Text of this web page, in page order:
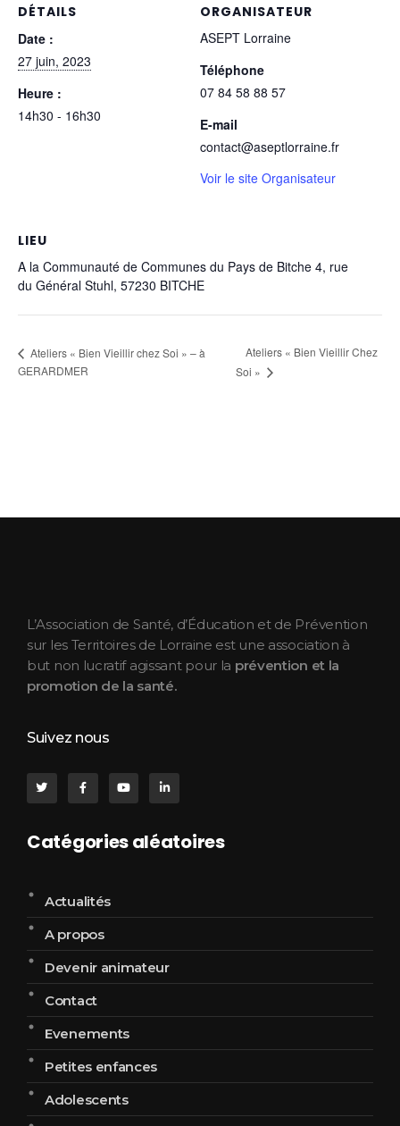
DÉTAILS
Date :
27 juin, 2023
Heure :
14h30 - 16h30
ORGANISATEUR
ASEPT Lorraine
Téléphone
07 84 58 88 57
E-mail
contact@aseptlorraine.fr
Voir le site Organisateur
LIEU
A la Communauté de Communes du Pays de Bitche 4, rue
du Général Stuhl, 57230 BITCHE
Ateliers « Bien Vieillir chez Soi » – à
GERARDMER
Ateliers « Bien Vieillir Chez
Soi »
L’Association de Santé, d’Éducation et de Prévention
sur les Territoires de Lorraine est une association à
but non lucratif agissant pour la prévention et la
promotion de la santé.
Suivez nous
Catégories aléatoires
Actualités
A propos
Devenir animateur
Contact
Evenements
Petites enfances
Adolescents